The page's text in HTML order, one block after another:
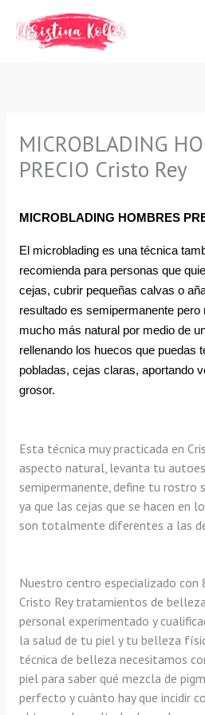
contenido
MICROBLADING
PRECIO Cristo Rey
MICROBLADING HOMBRES
El microblading es una técnica
recomienda para personas que
cejas, cubrir pequeñas calvas o
resultado es semipermanente pero
mucho más natural por medio de
rellenando los huecos que puedas
pobladas, cejas claras, aportando
grosor.
Esta técnica muy practicada en
aspecto natural, levanta tu
semipermanente, define tu rostro
ya que las cejas que se hacen en
son totalmente diferentes a las
Nuestro centro especializado con
Cristo Rey tratamientos de
personal experimentado y
la salud de tu piel y tu belleza
técnica de belleza necesitamos
piel para saber qué mezcla de
perfecto y cuánto hay que incidir